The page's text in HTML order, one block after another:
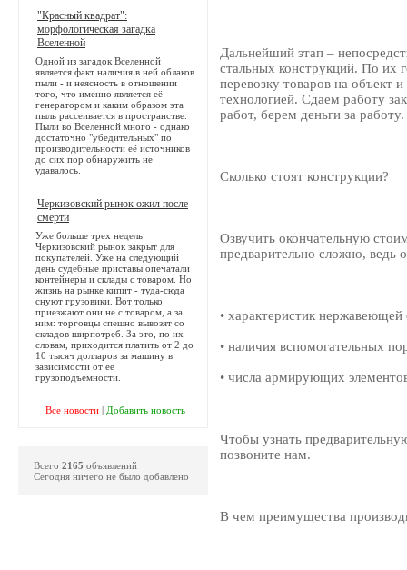
Дальнейший этап –
стальных конструкций. По их
перевозку товаров на объект
технологией. Сдаем работу
работ, берем деньги за работу.
Сколько стоят конструкции?
Озвучить окончательную
предварительно сложно, ведь
• характеристик нержавеющей
• наличия вспомогательных
• числа армирующих
Чтобы узнать
позвоните нам.
В чем преимущества
"Красный квадрат":
морфологическая загадка
Вселенной
Одной из загадок Вселенной
является факт наличия в ней облаков
пыли - и неясность в отношении
того, что именно является её
генератором и каким образом эта
пыль рассеивается в пространстве.
Пыли во Вселенной много - однако
достаточно "убедительных" по
производительности её источников
до сих пор обнаружить не
удавалось.
Черкизовский рынок ожил после
смерти
Уже больше трех недель
Черкизовский рынок закрыт для
покупателей. Уже на следующий
день судебные приставы опечатали
контейнеры и склады с товаром. Но
жизнь на рынке кипит - туда-сюда
снуют грузовики. Вот только
приезжают они не с товаром, а за
ним: торговцы спешно вывозят со
складов ширпотреб. За это, по их
словам, приходится платить от 2 до
10 тысяч долларов за машину в
зависимости от ее
грузоподъемности.
Все новости| Добавить новость
Всего 2165 объявлений
Сегодня ничего не было добавлено